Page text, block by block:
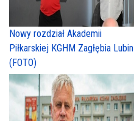
Nowy rozdział Akademii
Piłkarskiej KGHM Zagłębia Lubin
(FOTO)